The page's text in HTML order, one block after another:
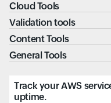
Cloud Tools
Validation tools
Content Tools
General Tools
Track your AWS
uptime.